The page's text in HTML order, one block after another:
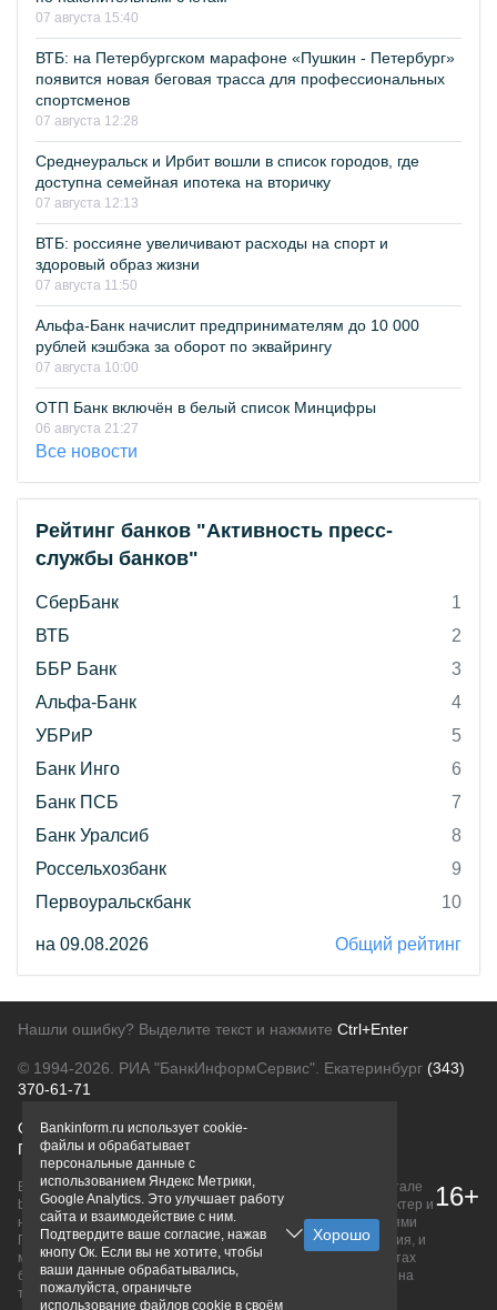
07 августа 15:40
ВТБ: на Петербургском марафоне «Пушкин - Петербург»
появится новая беговая трасса для профессиональных
спортсменов
07 августа 12:28
Среднеуральск и Ирбит вошли в список городов, где
доступна семейная ипотека на вторичку
07 августа 12:13
ВТБ: россияне увеличивают расходы на спорт и
здоровый образ жизни
07 августа 11:50
Альфа-Банк начислит предпринимателям до 10 000
рублей кэшбэка за оборот по эквайрингу
07 августа 10:00
ОТП Банк включён в белый список Минцифры
06 августа 21:27
Все новости
Рейтинг банков "Активность пресс-
службы банков"
СберБанк
1
ВТБ
2
ББР Банк
3
Альфа-Банк
4
УБРиР
5
Банк Инго
6
Банк ПСБ
7
Банк Уралсиб
8
Россельхозбанк
9
Первоуральскбанк
10
на 09.08.2026 Общий рейтинг
Нашли ошибку? Выделите текст и нажмите Ctrl+Enter
© 1994-2026. РИА "БанкИнформСервис". Екатеринбург (343)
370-61-71
О проектеПолитика конфиденциальности
Правовая информацияДля рекламодателей
Вся информация о продуктах банков, размещенная на портале
bankinform.ru, носит исключительно ознакомительный характер и
не является публичной офертой, определяемой положениями
ГК РФ. Информация не содержит точного и полного описания, и
может быть изменена. Конечные условия уточняйте на сайтах
банков или при личном обращении. Исключительное право на
товарные знаки принадлежит их правообладателям.
16+
Bankinform.ru использует cookie-
файлы и обрабатывает
персональные данные с
использованием Яндекс Метрики,
Google Analytics. Это улучшает работу
сайта и взаимодействие с ним.
Подтвердите ваше согласие, нажав
кнопу Ок. Если вы не хотите, чтобы
ваши данные обрабатывались,
пожалуйста, ограничьте
использование файлов cookie в своём